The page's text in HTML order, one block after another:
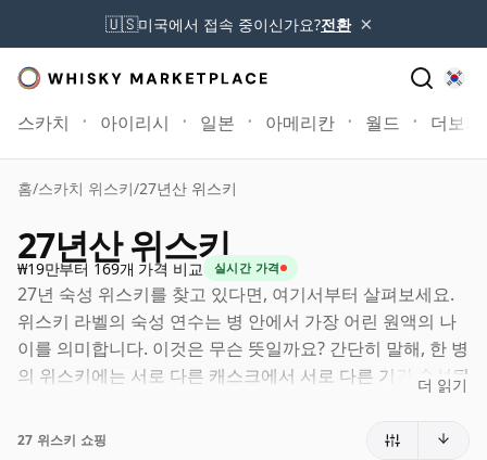
🇺🇸미국에서 접속 중이신가요?전환 ×
스카치 아이리시 일본 아메리칸 월드 더보기
홈/스카치 위스키/27년산 위스키
27년산 위스키
₩19만부터 169개 가격 비교 실시간 가격
27년 숙성 위스키를 찾고 있다면, 여기서부터 살펴보세요.
위스키 라벨의 숙성 연수는 병 안에서 가장 어린 원액의 나
이를 의미합니다. 이것은 무슨 뜻일까요? 간단히 말해, 한 병
의 위스키에는 서로 다른 캐스크에서 서로 다른 기간 숙성된
년)이라고 적혀 있다면, 더 오래 숙성된 원액이 포함될 수는
더 읽기
27 위스키 쇼핑